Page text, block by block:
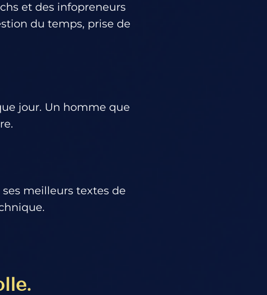
et des infopreneurs
du temps, prise de
jour. Un homme que
meilleurs textes de